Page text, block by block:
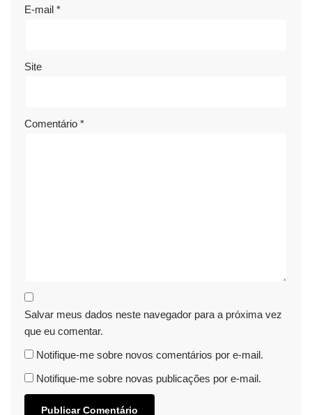
E-mail *
Site
Comentário *
Salvar meus dados neste navegador para a próxima vez
que eu comentar.
Notifique-me sobre novos comentários por e-mail.
Notifique-me sobre novas publicações por e-mail.